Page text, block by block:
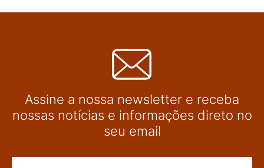
Assine a nossa newsletter e receba
nossas notícias e informações direto no
seu email